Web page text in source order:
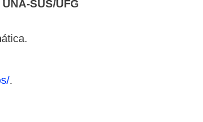
SUS/UFG
.